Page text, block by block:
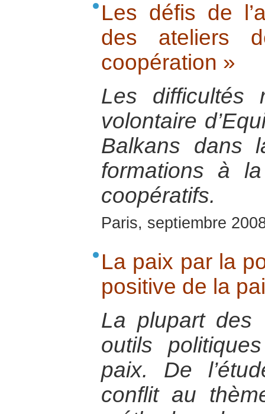
Les défis de
des ateliers
coopération »
Les difficultés
volontaire
Balkans dans
formations à
coopératifs.
Paris, septiembre
La paix par la
positive de la
La plupart des
outils
paix. De
conflit au